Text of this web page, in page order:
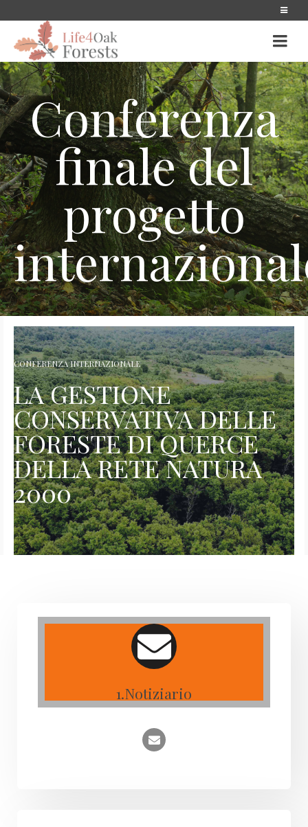
Conferenza
finale del
progetto
CONFERENZA INTERNAZIONALE
LA GESTIONE
CONSERVATIVA DELLE
FORESTE DI QUERCE
DELLA RETE NATURA
2000
1.Notiziario